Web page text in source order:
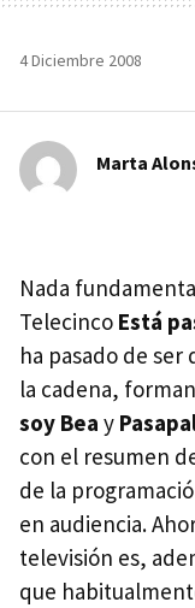
4 Diciembre 2008
Marta
Nada
Telecinco Está
ha pasado de
la cadena,
soy Bea y
con el resumen
de la
en audiencia.
televisión es,
que